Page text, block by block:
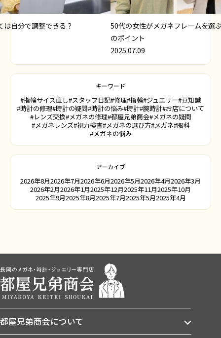
は自分で調整できる？
50代の女性がメガネフレームを選
のポイント
2025.07.09
キーワード
#指輪サイズ直し#スタッフ日記#修理#指輪#ジュエリー#豆知識
#時計の修理#時計の疑問#時計の悩み#時計#腕時計#お店について
#レンズ交換#メガネの修理#都屋兄弟商会#メガネの疑問
#メガネレンズ#視力検査#メガネの選び方#メガネ#眼科
#メガネの悩み
アーカイブ
2026年8月2026年7月2026年6月2026年5月2026年4月2026年3月
2026年2月2026年1月2025年12月2025年11月2025年10月
2025年9月2025年8月2025年7月2025年5月2025年4月
都屋兄弟商会について